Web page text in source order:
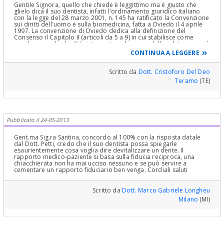
Gentile Signora, quello che chiede è leggittimo ma è giusto che
glielo dica il suo dentista, infatti l'ordinamento giuridico italiano
con la legge del 28 marzo 2001, n. 145 ha ratificato la Convenzione
sui diritti dell'uomo e sulla biomedicina, fatta a Oviedo il 4 aprile
1997. La convenzione di Oviedo dedica alla definizione del
Consenso il Capitolo II (articoli da 5 a 9) in cui stabilisce come
regola generale che:"Un intervento nel campo della salute non può
essere effettuato se non dopo che la persona interessata abbia
dato consenso libero e informato. Questa persona riceve
innanzitutto una informazione adeguata sullo scopo e sulla natura
dell’intervento e sulle sue conseguenze e i suoi rischi. La persona
interessata può, in qualsiasi momento, liberamente ritirare il
CONTINUA A LEGGERE
Scritto da Dott. Cristoforo Del Deo
Teramo (TE)
Pubblicato il 24-05-2013
Gent.ma Sig.ra Santina, concordo al 100% con la risposta datale
dal Dott. Petti, credo che il suo dentista possa spiegarle
esaurientemente cosa voglia dire devitalizzare un dente. Il
rapporto medico-paziente si basa sulla fiducia reciproca, una
chiacchierata non ha mai ucciso nessuno e se può servire a
cementare un rapporto fiduciario ben venga. Cordiali saluti
Scritto da Dott. Marco Gabriele Longheu
Milano (MI)